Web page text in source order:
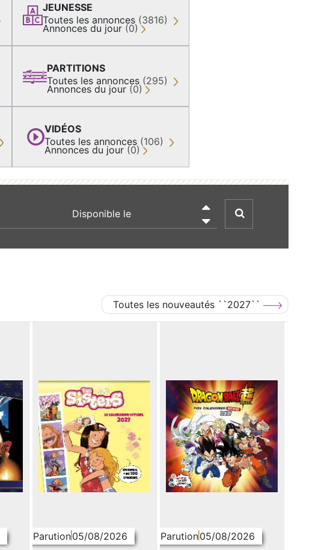
JEUNESSE
Toutes les annonces (3816)
Annonces du jour (0)
PARTITIONS
Toutes les annonces (295)
Annonces du jour (0)
VIDÉOS
Toutes les annonces (106)
Annonces du jour (0)

Toutes les nouveautés ``2027``
Parution05/08/2026 Parution05/08/2026